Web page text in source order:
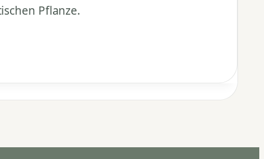
Pflanze.